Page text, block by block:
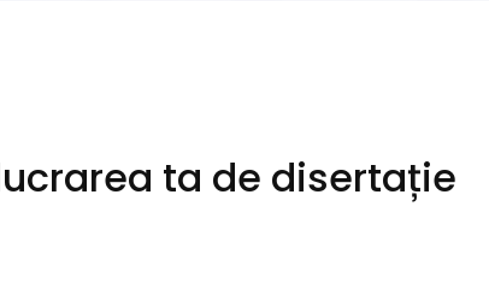
ta de disertație